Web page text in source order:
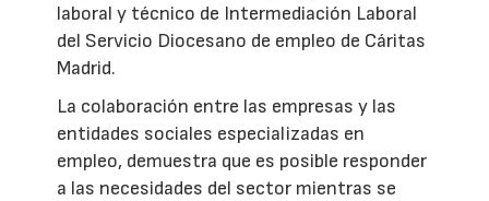
laboral y técnico de Intermediación Laboral
del Servicio Diocesano de empleo de Cáritas
Madrid.
La colaboración entre las empresas y las
entidades sociales especializadas en
empleo, demuestra que es posible responder
a las necesidades del sector mientras se